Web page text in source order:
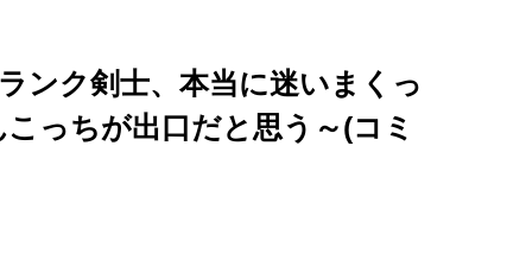
ンク剣士、本当に迷いまくっ
っちが出口だと思う～(コミ